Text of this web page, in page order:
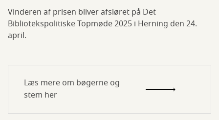
Vinderen af prisen bliver afsløret på Det
Bibliotekspolitiske Topmøde 2025 i Herning den 24.
april.
Læs mere om bøgerne og
stem her